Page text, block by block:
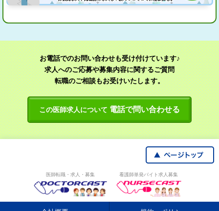
お電話でのお問い合わせも受け付けています♪
求人へのご応募や募集内容に関するご質問
転職のご相談もお受けいたします。
この医師求人について 電話で問い合わせる
医師転職・求人・募集 看護師単発バイト求人募集